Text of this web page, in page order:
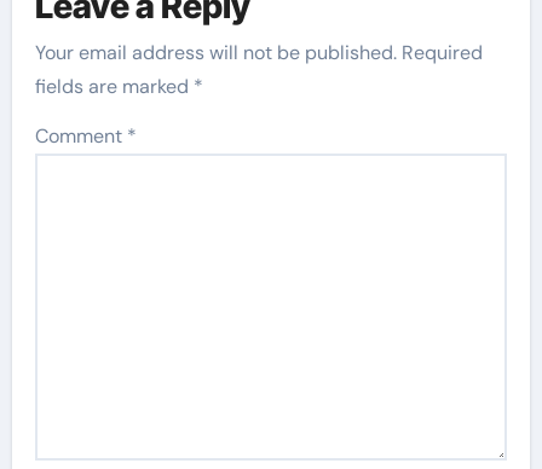
Your email address will not be published. Required
fields are marked *
Comment *